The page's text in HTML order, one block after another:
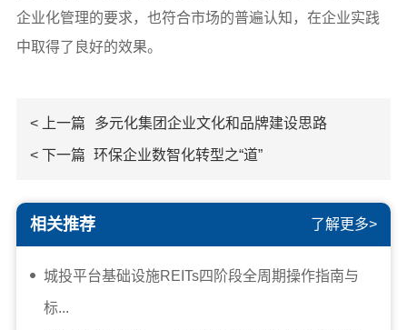
企业化管理的要求，也符合市场的普遍认知，在企业实践
中取得了良好的效果。
< 上一篇 多元化集团企业文化和品牌建设思路
< 下一篇 环保企业数智化转型之“道”
相关推荐 了解更多>
城投平台基础设施REITs四阶段全周期操作指南与
标...